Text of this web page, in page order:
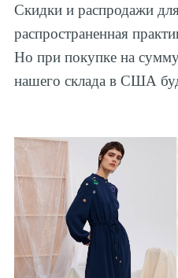
Скидки и распродажи
распространенная
Но при покупке на
нашего склада в США